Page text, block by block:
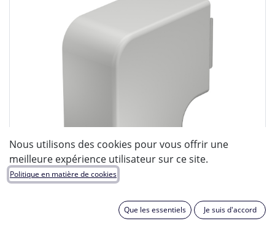
Nous utilisons des cookies pour vous offrir une
meilleure expérience utilisateur sur ce site.
Politique en matière de cookies
Que les essentiels Je suis d'accord